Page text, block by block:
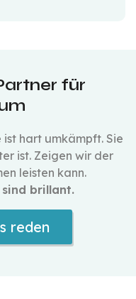
für
hart umkämpft. Sie
ist. Zeigen wir der
leisten kann.
brillant.
reden